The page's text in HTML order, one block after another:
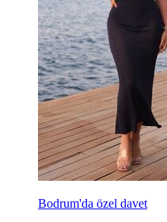
Bodrum'da özel davet